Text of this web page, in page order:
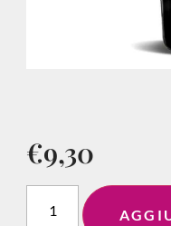
€9,30